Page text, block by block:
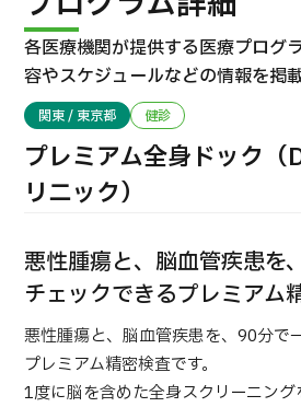
国際セカンドオピニオンパッケージ
治療 治療
2026.01.12
各医療機関が提供する医療プログ
容やスケジュールなどの情報を掲載
関東 / 東京都 健診
プレミアム全身ドック（
リニック）
悪性腫瘍と、脳血管疾患を
チェックできるプレミアム
悪性腫瘍と、脳血管疾患を、90分で
プレミアム精密検査です。
1度に脳を含めた全身スクリーニン